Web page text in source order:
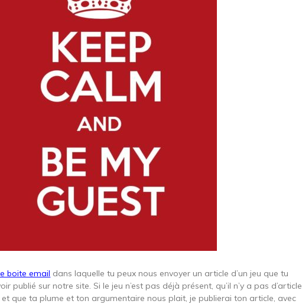
boite email dans laquelle tu peux nous envoyer un article d’un jeu que tu
publié sur notre site. Si le jeu n’est pas déjà présent, qu’il n’y a pas d’article
et que ta plume et ton argumentaire nous plait, je publierai ton article, avec